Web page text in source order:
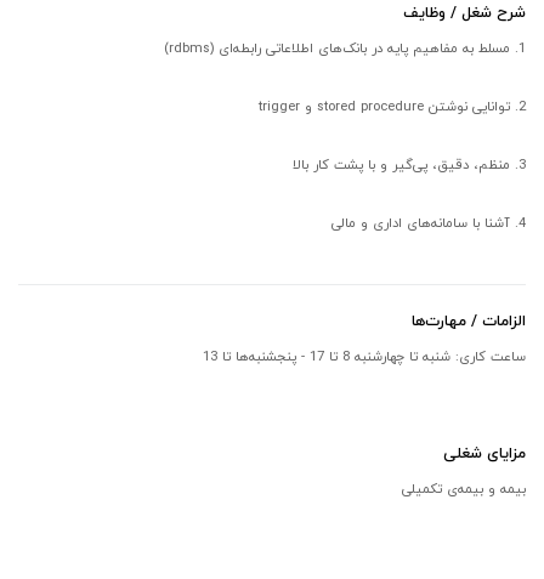
شرح شغل / وظایف
1. مسلط به مفاهیم پایه در بانک‌های اطلاعاتی رابطه‌ای (rdbms)
2. توانایی نوشتن stored procedure و trigger
3. منظم، دقیق، پی‌گیر و با پشت کار بالا
4. آشنا با سامانه‌های اداری و مالی
الزامات / مهارت‌ها
ساعت کاری: شنبه تا چهارشنبه 8 تا 17 - پنجشنبه‌ها تا 13
مزایای شغلی
بیمه و بیمه‌ی تکمیلی